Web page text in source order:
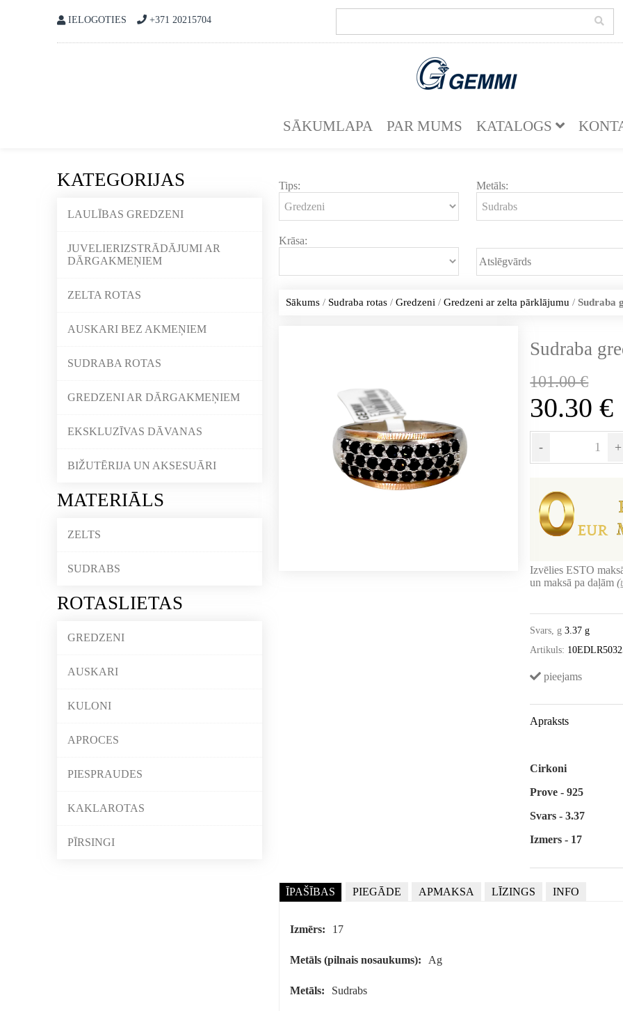
IELOGOTIES +371 20215704
SĀKUMLAPA PAR MUMS KATALOGS
KATEGORIJAS
LAULĪBAS GREDZENI
JUVELIERIZSTRĀDĀJUMI AR
DĀRGAKMEŅIEM
ZELTA ROTAS
AUSKARI BEZ AKMEŅIEM
SUDRABA ROTAS
GREDZENI AR DĀRGAKMEŅIEM
EKSKLUZĪVAS DĀVANAS
BIŽUTĒRIJA UN AKSESUĀRI
MATERIĀLS
ZELTS
SUDRABS
ROTASLIETAS
GREDZENI
AUSKARI
KULONI
APROCES
PIESPRAUDES
KAKLAROTAS
PĪRSINGI
Tips: Metāls:
Krāsa:
Sākums/ Sudraba rotas/ Gredzeni / Gredzeni ar zelta pārklājumu / Sudraba
Sudraba
101.00€
30.30€
- +
Izvēlies ESTO
un maksā pa daļām(
Svars, g 3.37 g
Artikuls:
pieejams
Apraksts
Cirkoni
Prove - 925
Svars - 3.37
Izmers - 17
ĪPAŠĪBAS PIEGĀDE APMAKSA LĪZINGS INFO
Izmērs: 17
Metāls (pilnais nosaukums): Ag
Metāls: Sudrabs